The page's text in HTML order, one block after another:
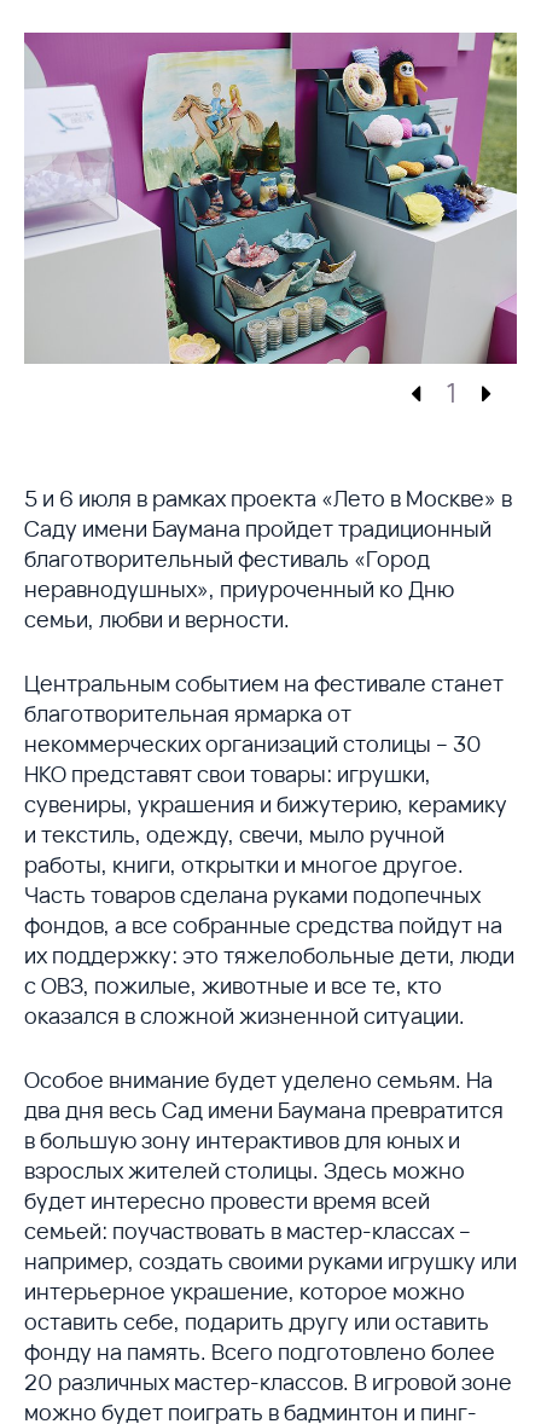
1
5 и 6 июля в рамках проекта «Лето в Москве» в
Саду имени Баумана пройдет традиционный
благотворительный фестиваль «Город
неравнодушных», приуроченный ко Дню
семьи, любви и верности.
Центральным событием на фестивале станет
благотворительная ярмарка от
некоммерческих организаций столицы – 30
НКО представят свои товары: игрушки,
сувениры, украшения и бижутерию, керамику
и текстиль, одежду, свечи, мыло ручной
работы, книги, открытки и многое другое.
Часть товаров сделана руками подопечных
фондов, а все собранные средства пойдут на
их поддержку: это тяжелобольные дети, люди
с ОВЗ, пожилые, животные и все те, кто
оказался в сложной жизненной ситуации.
Особое внимание будет уделено семьям. На
два дня весь Сад имени Баумана превратится
в большую зону интерактивов для юных и
взрослых жителей столицы. Здесь можно
будет интересно провести время всей
семьей: поучаствовать в мастер-классах –
например, создать своими руками игрушку или
интерьерное украшение, которое можно
оставить себе, подарить другу или оставить
фонду на память. Всего подготовлено более
20 различных мастер-классов. В игровой зоне
можно будет поиграть в бадминтон и пинг-